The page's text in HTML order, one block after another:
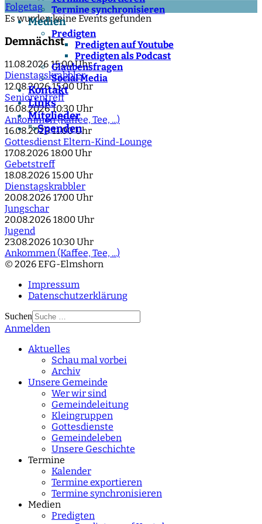
Termine synchronisieren
Medien
Predigten
Predigten auf Youtube
Predigten als Podcast
Glaubensfragen
Social Media
Kontakt
Links
Mitglieder
">Spenden
Folgetag
Es wurden keine Events gefunden
Demnächst
11.08.2026 15:00 Uhr
Dienstagskrabbler
12.08.2026 15:00 Uhr
Seniorentreff
16.08.2026 10:30 Uhr
Ankommen (Kaffee, Tee, ...)
16.08.2026 11:00 Uhr
Gottesdienst Eltern-Kind-Lounge
17.08.2026 18:00 Uhr
Gebetstreff
18.08.2026 15:00 Uhr
Dienstagskrabbler
20.08.2026 17:00 Uhr
Jungschar
20.08.2026 18:00 Uhr
Jugend
23.08.2026 10:30 Uhr
Ankommen (Kaffee, Tee, ...)
© 2026 EFG-Elmshorn
Impressum
Datenschutzerklärung
Suchen
Type 2 or more
Anmelden
Aktuelles
Schau mal vorbei
Archiv
Unsere Gemeinde
Wer wir sind
Gemeindeleitung
Kleingruppen
Gottesdienste
Gemeindeleben
Unsere Geschichte
Termine
Kalender
Termine exportieren
Termine synchronisieren
Medien
Predigten